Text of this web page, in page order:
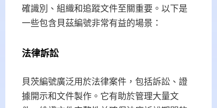
確識別、組織和追蹤文件至關重要。以下是
一些包含貝茲編號非常有益的場景：
法律訴訟
貝茨編號廣泛用於法律案件，包括訴訟、證
據開示和文件製作。它有助於管理大量文